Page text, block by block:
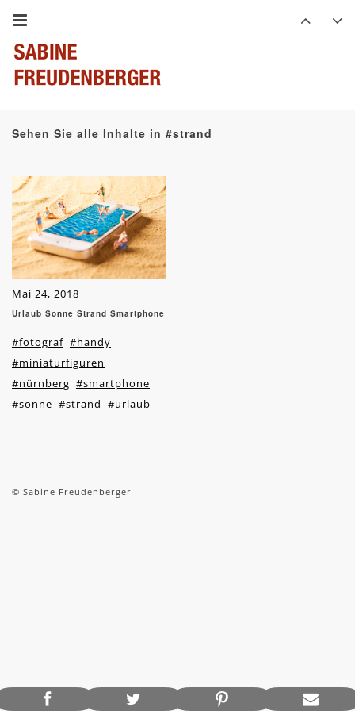
Sehen Sie alle Inhalte in #strand
Mai 24, 2018
Urlaub Sonne Strand Smartphone
#fotograf #handy
#miniaturfiguren
#nürnberg #smartphone
#sonne #strand #urlaub
© Sabine Freudenberger